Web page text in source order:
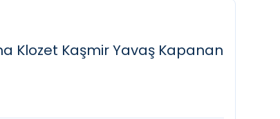
Klozet Kaşmir Yavaş Kapanan